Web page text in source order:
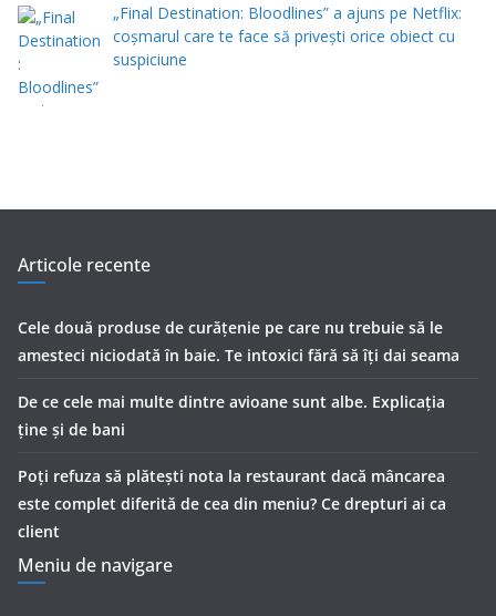
„Final Destination: Bloodlines” a ajuns pe Netflix:
coșmarul care te face să privești orice obiect cu
suspiciune
Articole recente
Cele două produse de curăţenie pe care nu trebuie să le
amesteci niciodată în baie. Te intoxici fără să îţi dai seama
De ce cele mai multe dintre avioane sunt albe. Explicația
ține și de bani
Poți refuza să plătești nota la restaurant dacă mâncarea
este complet diferită de cea din meniu? Ce drepturi ai ca
client
Meniu de navigare